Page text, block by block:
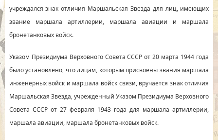
учреждался знак отличия Маршальская Звезда для лиц, имеющих
звание маршала артиллерии, маршала авиации и маршала
бронетанковых войск.
Указом Президиума Верховного Совета СССР от 20 марта 1944 года
было установлено, что лицам, которым присвоены звания маршала
инженерных войск и маршала войск связи, вручается знак отличия
Маршальская Звезда, учрежденный Указом Президиума Верховного
Совета СССР от 27 февраля 1943 года для маршала артиллерии,
маршала авиации, маршала бронетанковых войск.